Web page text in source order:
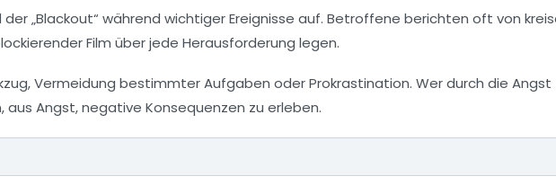
„Blackout“ während wichtiger Ereignisse auf. Betroffene berichten oft von
Film über jede Herausforderung legen.
Vermeidung bestimmter Aufgaben oder Prokrastination. Wer durch die Angst
Angst, negative Konsequenzen zu erleben.